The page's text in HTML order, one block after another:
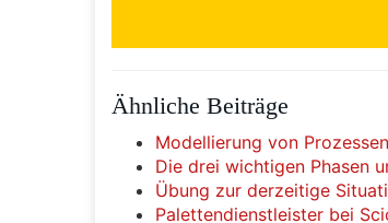
Ähnliche Beiträge
Modellierung von
Die drei wichtigen Phasen
Übung zur derzeitige
Palettendienstleister bei